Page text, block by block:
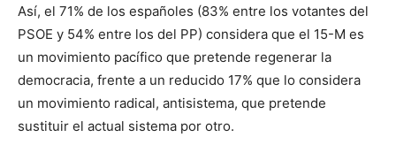
Así, el 71% de los españoles (83% entre los votantes del
PSOE y 54% entre los del PP) considera que el 15-M es
un movimiento pacífico que pretende regenerar la
democracia, frente a un reducido 17% que lo considera
un movimiento radical, antisistema, que pretende
sustituir el actual sistema por otro.